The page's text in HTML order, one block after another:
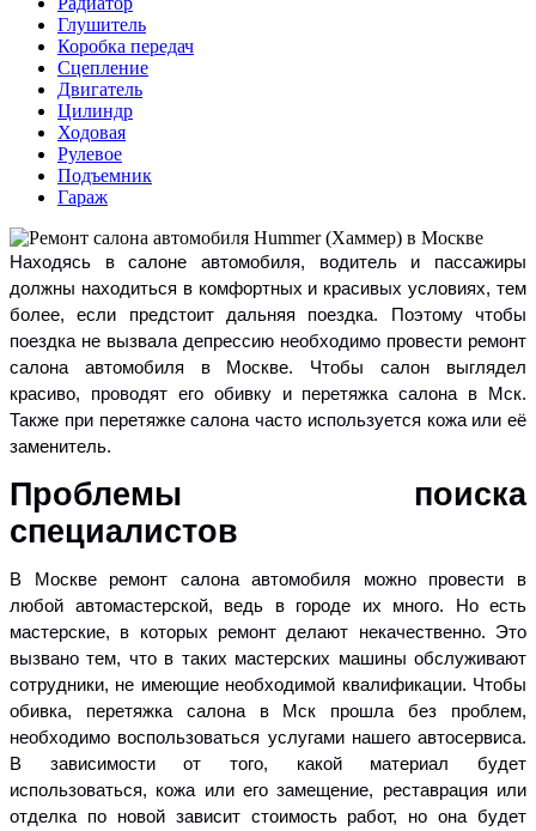
Глушитель
Коробка передач
Сцепление
Двигатель
Цилиндр
Ходовая
Рулевое
Подъемник
Гараж
Находясь в салоне автомобиля, водитель и пассажиры
должны находиться в комфортных и красивых условиях, тем
более, если предстоит дальняя поездка. Поэтому чтобы
поездка не вызвала депрессию необходимо провести ремонт
салона автомобиля в Москве. Чтобы салон выглядел
красиво, проводят его обивку и перетяжка салона в Мск.
Также при перетяжке салона часто используется кожа или её
заменитель.
Проблемы поиска
специалистов
В Москве ремонт салона автомобиля можно провести в
любой автомастерской, ведь в городе их много. Но есть
мастерские, в которых ремонт делают некачественно. Это
вызвано тем, что в таких мастерских машины обслуживают
сотрудники, не имеющие необходимой квалификации. Чтобы
обивка, перетяжка салона в Мск прошла без проблем,
необходимо воспользоваться услугами нашего автосервиса.
В зависимости от того, какой материал будет
использоваться, кожа или его замещение, реставрация или
отделка по новой зависит стоимость работ, но она будет